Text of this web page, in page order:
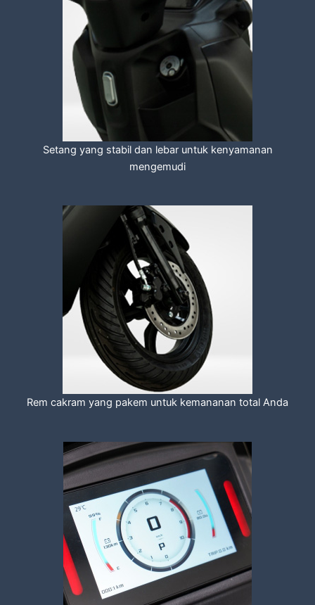
Setang yang stabil dan lebar untuk kenyamanan
mengemudi
Rem cakram yang pakem untuk kemananan total Anda